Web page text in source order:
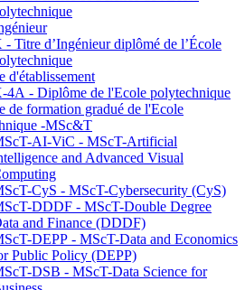
- Titre d’Ingénieur diplômé de l’École
d'établissement
4A - Diplôme de l'Ecole polytechnique
de formation gradué de l'Ecole
-MSc&T
AI-ViC - MScT-Artificial
and Advanced Visual
CyS - MScT-Cybersecurity (CyS)
DDDF - MScT-Double Degree
and Finance (DDDF)
DEPP - MScT-Data and Economics
Public Policy (DEPP)
DSB - MScT-Data Science for